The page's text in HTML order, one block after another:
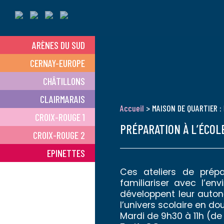
ARÈNES DU SUD
CERNAY-EUROPE
CHÂTILLONS
CLAIRMARAIS
CROIX-ROUGE 1
CROIX-ROUGE 2
EPINETTES
Accueil > MAISON DE QUARTIER :
PRÉPARATION À
Ces ateliers de
familiariser avec
développent leur
l’univers scolaire en
Mardi de 9h30 à 11h